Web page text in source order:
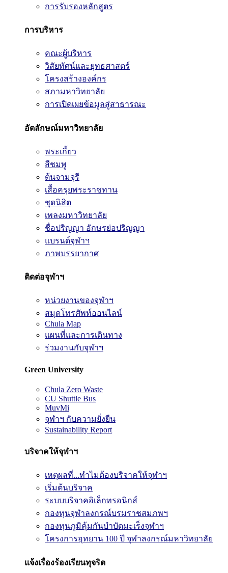
การรับรองหลักสูตร
การบริหาร
คณะผู้บริหาร
วิสัยทัศน์และยุทธศาสตร์
โครงสร้างองค์กร
สภามหาวิทยาลัย
การเปิดเผยข้อมูลสู่สาธารณะ
อัตลักษณ์มหาวิทยาลัย
พระเกี้ยว
สีชมพู
ต้นจามจุรี
เสื้อครุยพระราชทาน
ชุดนิสิต
เพลงมหาวิทยาลัย
ชื่อปริญญา อักษรย่อปริญญา
แบรนด์จุฬาฯ
ภาพบรรยากาศ
ติดต่อจุฬาฯ
หน่วยงานของจุฬาฯ
สมุดโทรศัพท์ออนไลน์
Chula Map
แผนที่และการเดินทาง
ร่วมงานกับจุฬาฯ
Green University
Chula Zero Waste
CU Shuttle Bus
MuvMi
จุฬาฯ กับความยั่งยืน
Sustainability Report
บริจาคให้จุฬาฯ
เหตุผลที่...ทำไมต้องบริจาคให้จุฬาฯ
เริ่มต้นบริจาค
ระบบบริจาคอิเล็กทรอนิกส์
กองทุนจุฬาลงกรณ์บรมราชสมภพฯ
กองทุนภูมิคุ้มกันบำบัดมะเร็งจุฬาฯ
โครงการอุทยาน 100 ปี จุฬาลงกรณ์มหาวิทยาลัย
แจ้งเรื่องร้องเรียนทุจริต